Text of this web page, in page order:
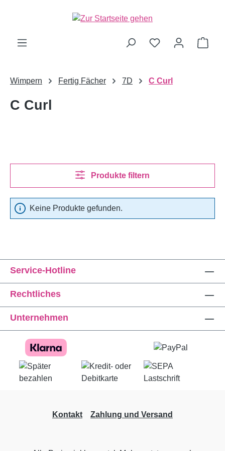
Wimpern Fertig Fächer 7D C Curl
C Curl
Produkte filtern
Keine Produkte gefunden.
Service-Hotline
Rechtliches
Unternehmen
Kontakt Zahlung und Versand